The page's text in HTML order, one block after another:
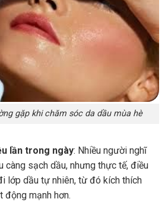
gặp khi chăm sóc da dầu mùa hè
lần trong ngày: Nhiều người nghĩ
càng sạch dầu, nhưng thực tế, điều
lớp dầu tự nhiên, từ đó kích thích
động mạnh hơn.